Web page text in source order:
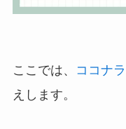
ここでは、 ココナラ
えします。